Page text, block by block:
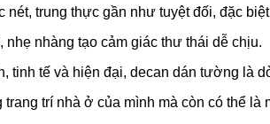
nét, trung thực gần như tuyệt đối, đặc
nhẹ nhàng tạo cảm giác thư thái dễ chịu.
tinh tế và hiện đại, decan dán tường là
trang trí nhà ở của mình mà còn có thể